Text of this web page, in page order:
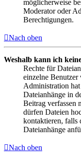
möglicherweise
Moderator oder
Berechtigungen.
Nach oben
Weshalb kann ich
Rechte für
einzelne
Administration
Dateianhänge in
Beitrag verfassen
dürfen Dateien
kontaktieren, falls
Dateianhänge
Nach oben